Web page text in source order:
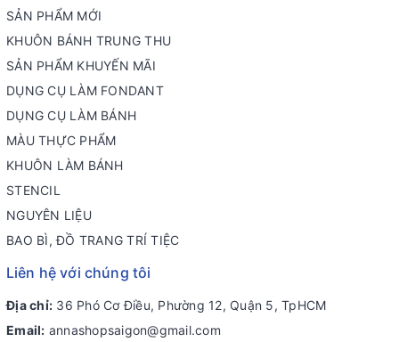
SẢN PHẨM MỚI
KHUÔN BÁNH TRUNG THU
SẢN PHẨM KHUYẾN MÃI
DỤNG CỤ LÀM FONDANT
DỤNG CỤ LÀM BÁNH
MÀU THỰC PHẨM
KHUÔN LÀM BÁNH
STENCIL
NGUYÊN LIỆU
BAO BÌ, ĐỒ TRANG TRÍ TIỆC
Liên hệ với chúng tôi
Địa chỉ: 36 Phó Cơ Điều, Phường 12, Quận 5, TpHCM
Email: annashopsaigon@gmail.com